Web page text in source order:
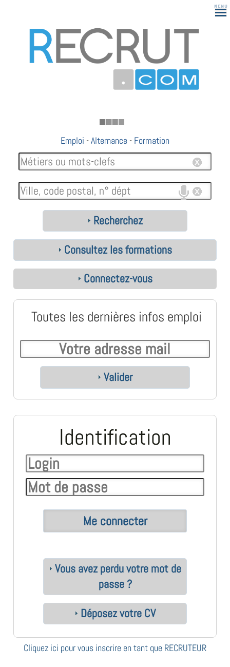
183
Emploi -Alternance - Formation
Recherchez
Consultez les formations
Connectez-vous
Toutes les dernières infos emploi
Valider
Identification
Vous avez perdu votre mot de
passe ?
Déposez votre CV
Cliquez ici pour vous inscrire en tant que RECRUTEUR